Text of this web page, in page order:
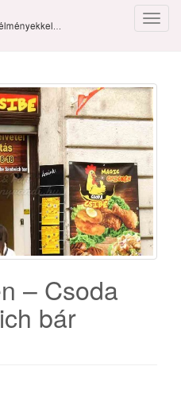
T
l
e
n
a
v
g
t
i
– Csoda
bár